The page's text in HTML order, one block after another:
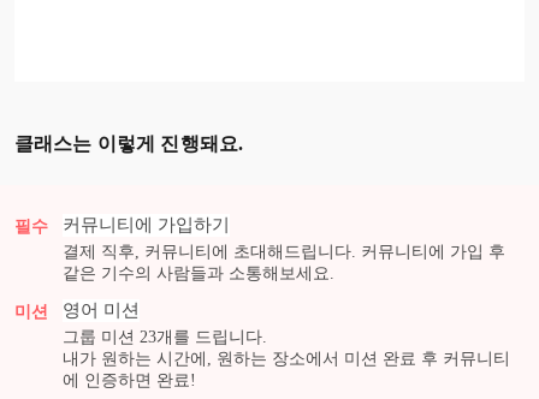
클래스는 이렇게 진행돼요.
필수 커뮤니티에 가입하기
결제 직후, 커뮤니티에 초대해드립니다. 커뮤니티에 가입 후
같은 기수의 사람들과 소통해보세요.
미션 영어 미션
그룹 미션 23개를 드립니다.
내가 원하는 시간에, 원하는 장소에서 미션 완료 후 커뮤니티
에 인증하면 완료!